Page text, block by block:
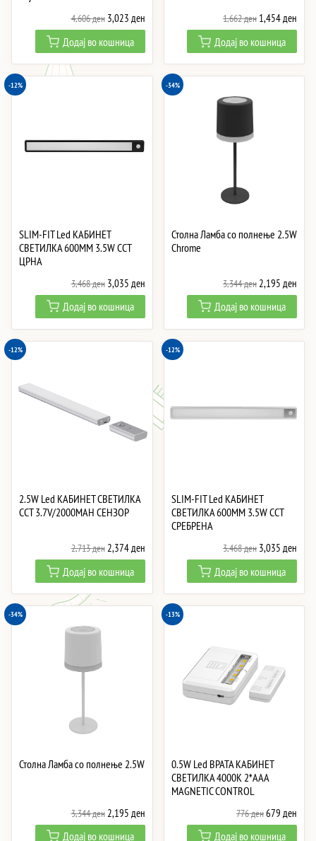
4,606ден Original
price
was:
4,606 ден.
3,023 денCurrent
price
is:
3,023 ден.
Додај во кошница
1,662ден Original
price
was:
1,662 ден.
1,454ден
price
is:
Додај во кошница
-12%
SLIM-FIT Led КАБИНЕТ
СВЕТИЛКА 600MM 3.5W CCT
ЦРНА
3,468ден Original
price
was:
3,468 ден.
3,035 денCurrent
price
3,035 ден.
Додај во кошница
-34%
Столна Ламба со полнење 2.5W
Chrome
3,344ден Original
price
was:
3,344 ден.
2,195 ден
price
Додај во кошница
-12%
2.5W Led КАБИНЕТ СВЕТИЛКА
CCT 3.7V/2000MAH СЕНЗОР
2,713ден Original
price
was:
2,713 ден.
2,374денCurrent
price
is:
2,374 ден.
Додај во кошница
-12%
SLIM-FIT Led КАБИНЕТ
СВЕТИЛКА 600MM 3.5W CCT
СРЕБРЕНА
3,468ден Original
price
was:
3,468 ден.
3,035 ден
price
is:
Додај во кошница
-34%
Столна Ламба со полнење 2.5W
3,344ден Original
price
2,195 денCurrent
price
Додај во кошница
-13%
0.5W Led ВРАТА КАБИНЕТ
СВЕТИЛКА 4000K 2*AAA
MAGNETIC CONTROL
776денOriginal
price
679 ден
price
Додај во кошница